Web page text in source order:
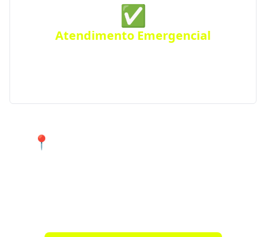
✅
Atendimento Emergencial
📍 Atendimento 24 horas nos